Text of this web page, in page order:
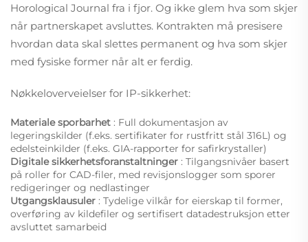
Horological Journal fra i fjor. Og ikke glem hva som skjer
når partnerskapet avsluttes. Kontrakten må presisere
hvordan data skal slettes permanent og hva som skjer
med fysiske former når alt er ferdig.
Nøkkeloverveielser for IP-sikkerhet:
Materiale sporbarhet : Full dokumentasjon av
legeringskilder (f.eks. sertifikater for rustfritt stål 316L) og
edelsteinkilder (f.eks. GIA-rapporter for safirkrystaller)
Digitale sikkerhetsforanstaltninger : Tilgangsnivåer basert
på roller for CAD-filer, med revisjonslogger som sporer
redigeringer og nedlastinger
Utgangsklausuler : Tydelige vilkår for eierskap til former,
overføring av kildefiler og sertifisert datadestruksjon etter
avsluttet samarbeid